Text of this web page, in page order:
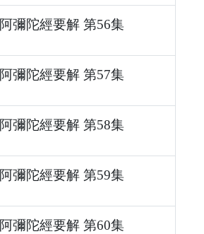
阿彌陀經要解 第56集
阿彌陀經要解 第57集
阿彌陀經要解 第58集
阿彌陀經要解 第59集
阿彌陀經要解 第60集